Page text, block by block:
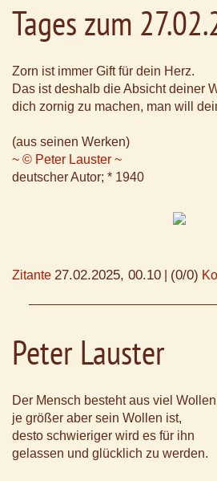
Tages zum
Zorn ist immer Gift für dein Herz.
Das ist deshalb die Absicht deiner
dich zornig zu machen, man will
(aus seinen Werken)
~ © Peter Lauster ~
deutscher Autor; * 1940
Zitante 27.02.2025, 00.10 (0/0)
Peter Lauster
Der Mensch besteht aus viel
je größer aber sein Wollen ist,
desto schwieriger wird es für ihn
gelassen und glücklich zu werden.